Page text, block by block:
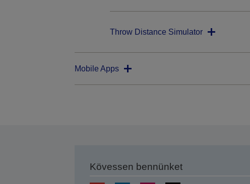
Throw Distance Simulator
Mobile Apps
Kövessen bennünket